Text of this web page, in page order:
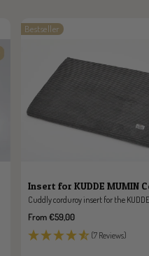
Bestseller
Insert for KUDDE MUMIN
Cuddly corduroy insert for the
Sale
price
From €59,00
(7 Reviews)